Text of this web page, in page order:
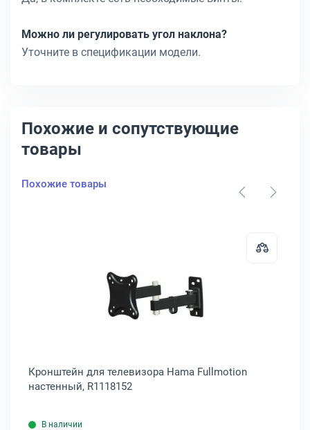
Можно ли регулировать угол наклона?
Уточните в спецификации модели.
Похожие и сопутствующие
товары
Похожие товары
для телевизора Ultramounts UM811F настенный, UM811F
Открыть товар: Кронштейн для
Кронштейн для телевизора Hama Fullmotion
настенный, R1118152
В наличии